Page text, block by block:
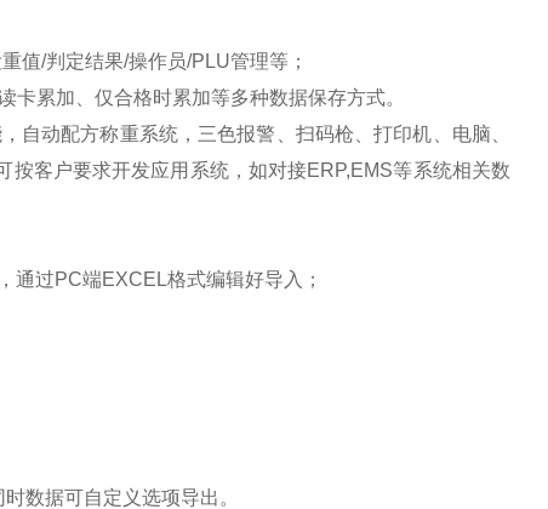
值/判定结果/操作员/PLU管理等；
累加、仅合格时累加等多种数据保存方式。
自动配方称重系统， 三色报警、扫码枪、打印机、电脑、
按客户要求开发应用系统，如对接ERP,EMS等系统相关数
通过PC端EXCEL格式编辑好导入；
数据可自定义选项导出。